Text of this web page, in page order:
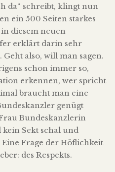
da“ schreibt, klingt nun
ein 500 Seiten starkes
diesem neuen
erklärt darin sehr
also, will man sagen.
schon immer so,
erkennen, wer spricht
braucht man eine
genügt
Bundeskanzlerin
Sekt schal und
Eine Frage der Höflichkeit
des Respekts.